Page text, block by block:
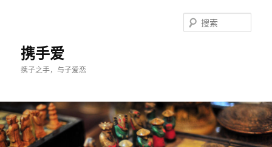
携手爱
携子之手，与子爱恋
索